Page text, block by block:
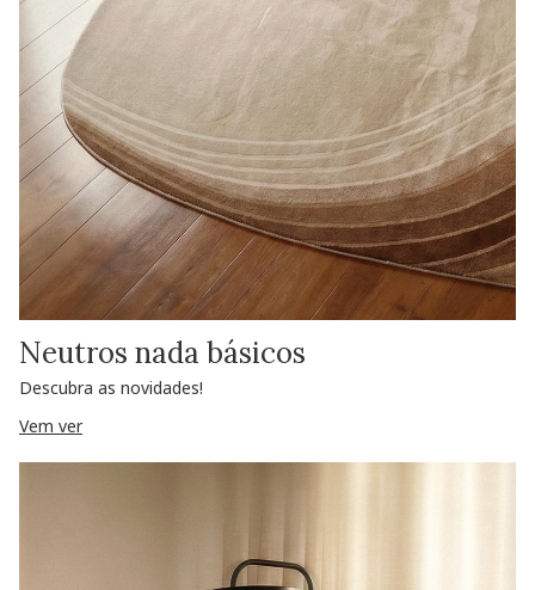
Neutros nada básicos
Descubra as novidades!
Vem ver